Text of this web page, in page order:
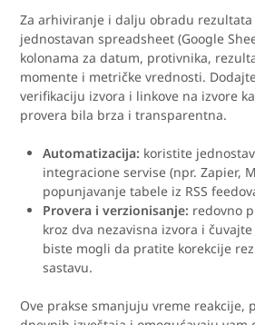
Za arhiviranje i dalju obradu
jednostavan spreadsheet (Google
kolonama za datum, protivnika,
momente i metričke vrednosti.
verifikaciju izvora i linkove na izvore
provera bila brza i transparentna.
Automatizacija: koristite
integracione servise (npr. Zapier,
popunjavanje tabele iz RSS
Provera i verzionisanje: redovno
kroz dva nezavisna izvora i
biste mogli da pratite korekcije
sastavu.
Ove prakse smanjuju vreme reakcije,